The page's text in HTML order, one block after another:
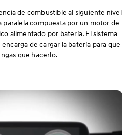
de combustible al siguiente nivel
paralela compuesta por un motor de
alimentado por batería. El sistema
de cargar la batería para que
que hacerlo.